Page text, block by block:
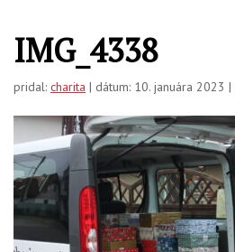
IMG_4338
pridal: charita | dátum: 10. januára 2023